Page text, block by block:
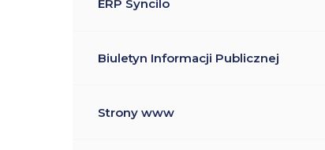
ERP Syncilo
Biuletyn Informacji Publicznej
Strony www